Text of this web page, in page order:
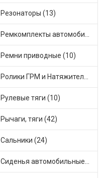
Резонаторы (13)
Ремкомплекты автомобильные (81)
Ремни приводные (10)
Ролики ГРМ и Натяжители (17)
Рулевые тяги (10)
Рычаги, тяги (42)
Сальники (24)
Сиденья автомобильные (1)